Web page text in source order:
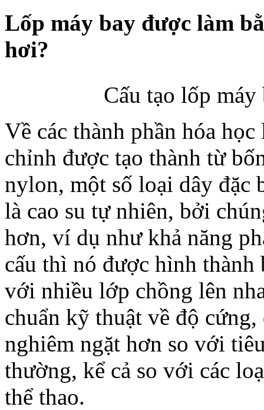
Lốp máy bay được làm
hơi?
Cấu tạo lốp
Về các thành phần hóa
chỉnh được tạo thành từ
nylon, một số loại dây đặc
là cao su tự nhiên, bởi
hơn, ví dụ như khả năng
cấu thì nó được hình
với nhiều lớp chồng lên
chuẩn kỹ thuật về độ
nghiêm ngặt hơn so với
thường, kể cả so với các
thể thao.